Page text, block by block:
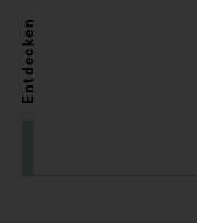
Entdecken